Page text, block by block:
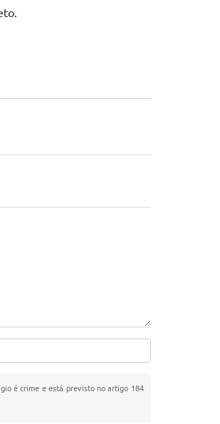
é crime e está previsto no artigo 184